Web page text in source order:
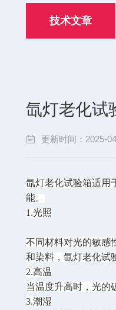
技术文章
氙灯老化试
更新时间：2025-
氙灯老化试验箱适用
能。
1.光照
不同材料对光的敏感
和染料，氙灯老化试
2.高温
当温度升高时，光的
3.潮湿